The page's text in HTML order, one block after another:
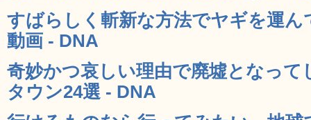
すばらしく斬新な方法でヤギを運
動画 - DNA
奇妙かつ哀しい理由で廃墟となって
タウン24選 - DNA